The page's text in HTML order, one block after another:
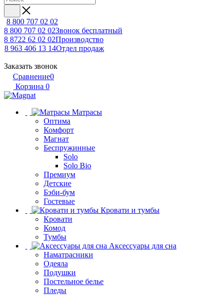
8 800 707 02 02
8 800 707 02 02Звонок бесплатный
8 8722 62 02 02Производство
8 963 406 13 14Отдел продаж
Заказать звонок
Сравнение0
Корзина 0
Матрасы
Оптима
Комфорт
Магнат
Беспружинные
Solo
Solo Bio
Премиум
Детские
Бэби-бум
Гостевые
Кровати и тумбы
Кровати
Комод
Тумбы
Аксессуары для сна
Наматрасники
Одеяла
Подушки
Постельное белье
Пледы